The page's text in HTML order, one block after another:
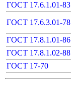
ГОСТ 17.6.1.01-83
ГОСТ 17.6.3.01-78
ГОСТ 17.8.1.01-86
ГОСТ 17.8.1.02-88
ГОСТ 17-70